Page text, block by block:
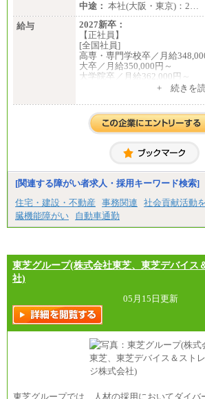
中途： 本社(大阪・東京)：2…
給与
2027新卒：
【正社員】
[全国社員]
高専・専門学校卒／月給
大卒／月給350,000円～
大学院卒／月給362,000円～
[地域社員]月給295,000円～
【正社員】
[全国社員]月給348,000円～
[地域社員]月給295,000円～
【契約社員】月給200,000円～
+ 続きを
[関連する障がい者求人・採用キーワード検索]
住宅・建設・不動産
事務関連 社会貢献活動
臓機能障がい
自動車通勤
東芝グループ(株式会社東芝、東芝デバイス
社)
05月15日更新
東芝グループでは、人材の採用においてダイバ